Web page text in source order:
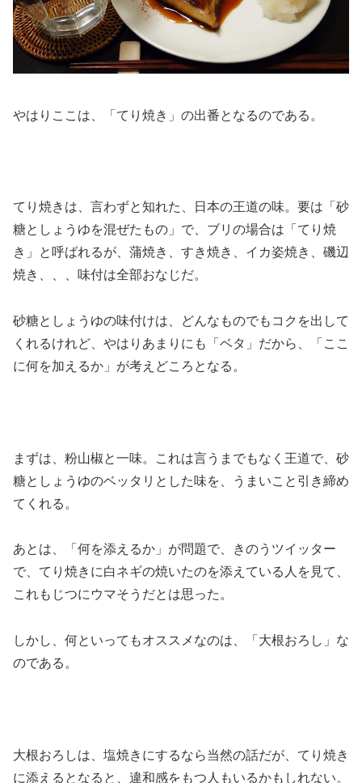
やはりここは、「てり焼き」の出番となるのである。
てり焼きは、言わずと知れた、日本の王道の味。要は「砂
糖としょうゆを混ぜたもの」で、ブリの場合は「てり焼
き」と呼ばれるが、蒲焼き、すき焼き、イカ姿焼き、磯辺
焼き、、、味付は全部おなじだ。
砂糖としょうゆの味付けは、どんなものでもコクを出して
くれるけれど、やはりあまりにも「ベタ」だから、「ここ
に何を加えるか」が考えどころとなる。
まずは、粉山椒と一味。これは言うまでもなく王道で、砂
糖としょうゆのベッタリとした味を、うまいこと引き締め
てくれる。
あとは、「何を添えるか」が問題で、きのうツイッター
で、てり焼きに白ネギの焼いたのを添えている人を見て、
これもじつにウマそうだとは思った。
しかし、何といってもオススメなのは、「大根おろし」な
のである。
大根おろしは、塩焼きにするなら当然の話だが、てり焼き
に添えるとなると、違和感をもつ人もいるかもしれない。